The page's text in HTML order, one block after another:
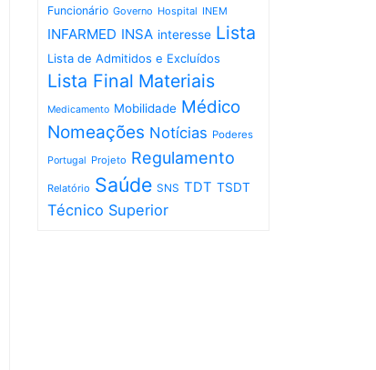
Funcionário Governo Hospital INEM
INFARMED INSA interesse Lista
Lista de Admitidos e Excluídos
Lista Final Materiais
Medicamento Mobilidade Médico
Nomeações Notícias Poderes
Portugal Projeto Regulamento
Relatório Saúde SNS TDT TSDT
Técnico Superior